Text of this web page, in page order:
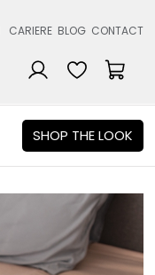
CARIERE BLOG CONTACT
SHOP THE LOOK